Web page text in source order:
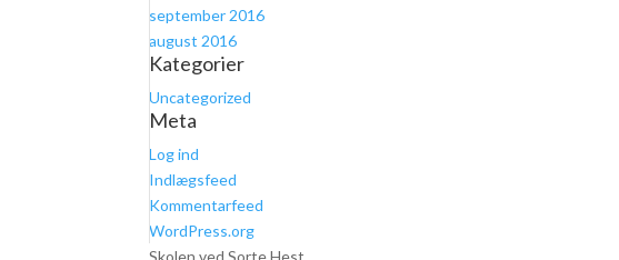
september 2016
august 2016
Kategorier
Uncategorized
Meta
Log ind
Indlægsfeed
Kommentarfeed
WordPress.org
Skolen ved Sorte Hest